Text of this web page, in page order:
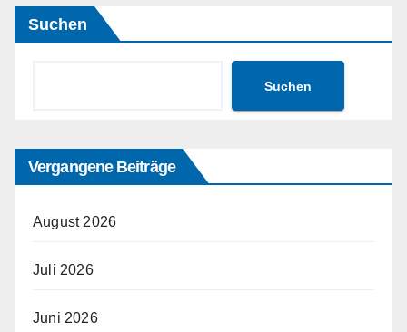
Suchen
Suchen
Vergangene Beiträge
August 2026
Juli 2026
Juni 2026